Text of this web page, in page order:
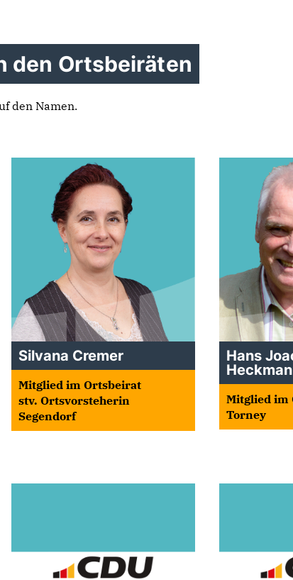
den Ortsbeiräten
den Namen.
Silvana Cremer
Mitglied im Ortsbeirat
stv. Ortsvorsteherin
Segendorf
Hans
Mitglied im
Torney